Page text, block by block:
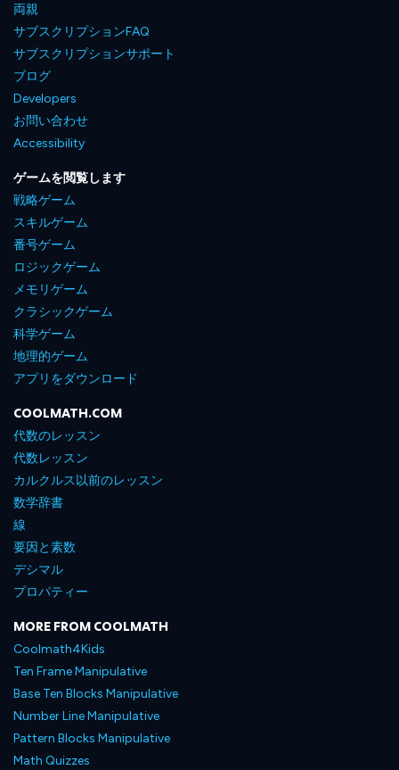
両親
サブスクリプションFAQ
サブスクリプションサポート
ブログ
Developers
お問い合わせ
Accessibility
ゲームを閲覧します
戦略ゲーム
スキルゲーム
番号ゲーム
ロジックゲーム
メモリゲーム
クラシックゲーム
科学ゲーム
地理的ゲーム
アプリをダウンロード
COOLMATH.COM
代数のレッスン
代数レッスン
カルクルス以前のレッスン
数学辞書
線
要因と素数
デシマル
プロパティー
MORE FROM COOLMATH
Coolmath4Kids
Ten Frame Manipulative
Base Ten Blocks Manipulative
Number Line Manipulative
Pattern Blocks Manipulative
Math Quizzes